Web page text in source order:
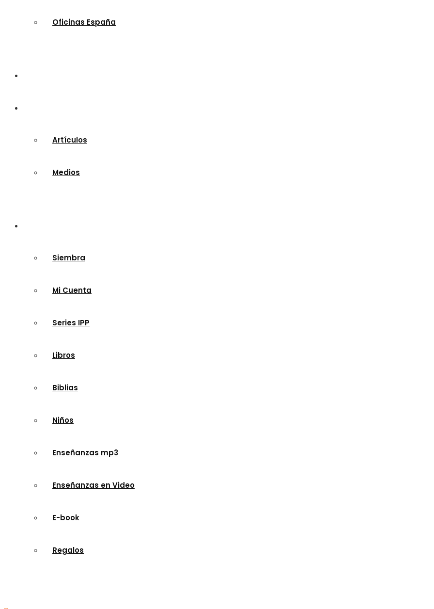
Oficinas España
Artículos
Medios
Siembra
Mi Cuenta
Series IPP
Libros
Biblias
Niños
Enseñanzas mp3
Enseñanzas en Video
E-book
Regalos